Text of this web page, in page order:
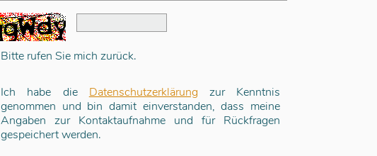
Bitte rufen Sie mich zurück.
Ich habe die Datenschutzerklärung zur Kenntnis
genommen und bin damit einverstanden, dass meine
Angaben zur Kontaktaufnahme und für Rückfragen
gespeichert werden.